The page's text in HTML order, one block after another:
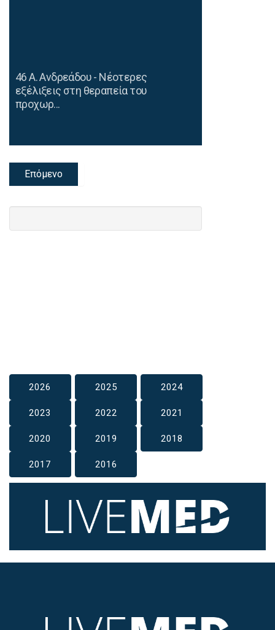
46 Α. Ανδρεάδου - Νέοτερες
εξέλιξεις στη θεραπεία του
προχωρ...
Επόμενο
2026 2025 2024
2023 2022 2021
2020 2019 2018
2017 2016